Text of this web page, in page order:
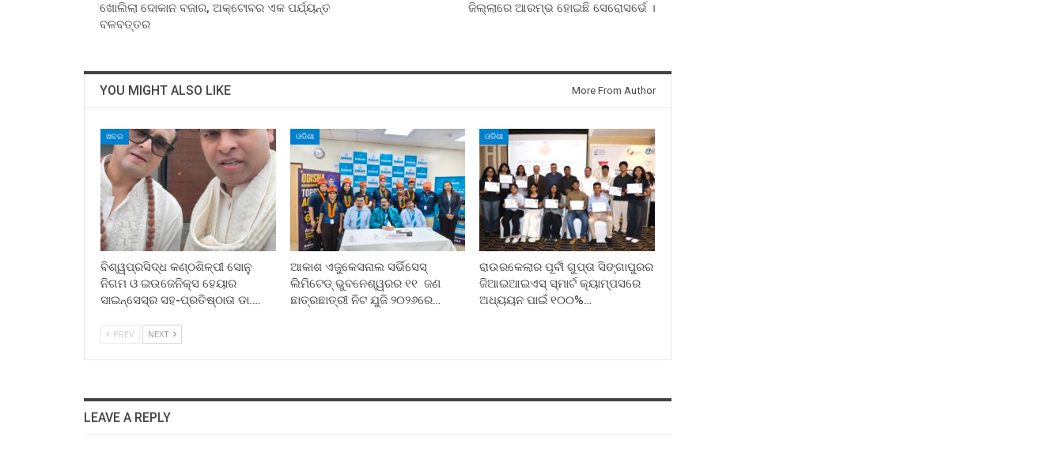
ଖୋଲିଲା ଦୋକାନ ବଜାର, ଅକ୍ଟୋବର ଏକ ପର୍ଯ୍ୟନ୍ତ
ବଳବତ୍ତର
ଜିଲ୍ଲାରେ ଆରମ୍ଭ ହୋଇଛି ସେରୋସର୍ଭେ ।
YOU MIGHT ALSO LIKE More From Author
ଖବର
ବିଶ୍ୱପ୍ରସିଦ୍ଧ କଣ୍ଠଶିଳ୍ପୀ ସୋନୁ
ନିଗମ ଓ ଇଉଜେନିକ୍ସ ହେୟାର
ସାଇନ୍ସେସ୍ର ସହ-ପ୍ରତିଷ୍ଠାତା ଡା.…
ଓଡିଶା
ଆକାଶ ଏଜୁକେସନାଲ ସର୍ଭିସେସ୍
ଲିମିଟେଡ୍ ଭୁବନେଶ୍ୱରର ୧୧ ଜଣ
ଛାତ୍ରଛାତ୍ରୀ ନିଟ ଯୁଜି ୨୦୨୬ରେ…
ଓଡିଶା
ରାଉରକେଲାର ପୂର୍ବୀ ଗୁପ୍ତା ସିଙ୍ଗାପୁରର
ଜିଆଇଆଇଏସ୍ ସ୍ମାର୍ଟ କ୍ୟାମ୍ପସରେ
ଅଧ୍ୟୟନ ପାଇଁ ୧୦୦%…
PREV NEXT
LEAVE A REPLY